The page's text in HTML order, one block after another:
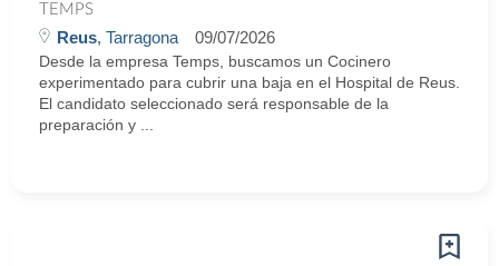
TEMPS
Reus, Tarragona 09/07/2026
Desde la empresa Temps, buscamos un Cocinero
experimentado para cubrir una baja en el Hospital de Reus.
El candidato seleccionado será responsable de la
preparación y ...